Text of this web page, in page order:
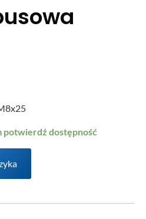
potwierdź dostępność